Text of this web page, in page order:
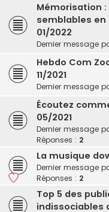
Mémorisation
semblables en
01/2022
Dernier message
Hebdo Com
11/2021
Dernier message
Écoutez
05/2021
Dernier message
Réponses : 2
La musique
Dernier message
Réponses : 2
Top 5 des
indissociables